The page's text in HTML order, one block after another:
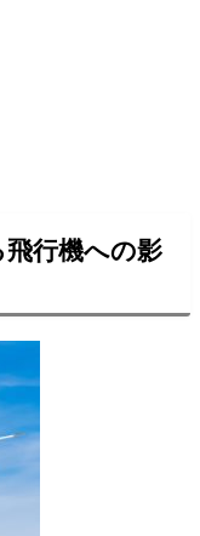
行機への影